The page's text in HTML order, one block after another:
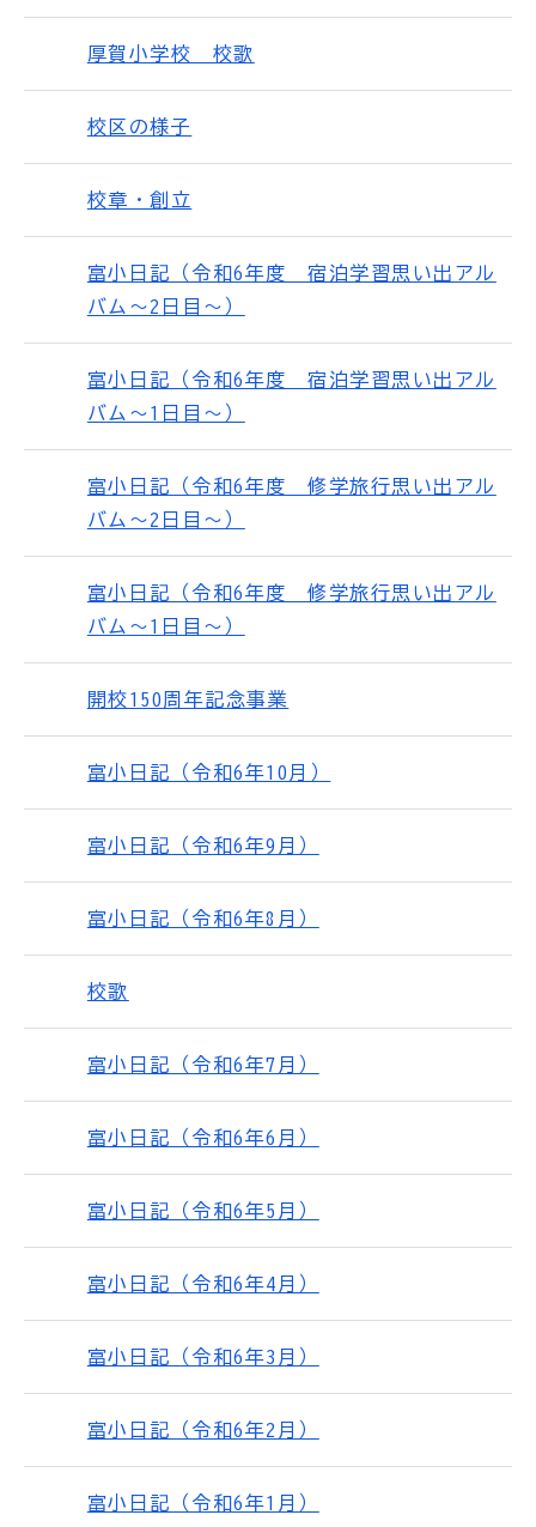
厚賀小学校 校歌
校区の様子
校章・創立
富小日記（令和6年度 宿泊学習思い出アル
バム～2日目～）
富小日記（令和6年度 宿泊学習思い出アル
バム～1日目～）
富小日記（令和6年度 修学旅行思い出アル
バム～2日目～）
富小日記（令和6年度 修学旅行思い出アル
バム～1日目～）
開校150周年記念事業
富小日記（令和6年10月）
富小日記（令和6年9月）
富小日記（令和6年8月）
校歌
富小日記（令和6年7月）
富小日記（令和6年6月）
富小日記（令和6年5月）
富小日記（令和6年4月）
富小日記（令和6年3月）
富小日記（令和6年2月）
富小日記（令和6年1月）